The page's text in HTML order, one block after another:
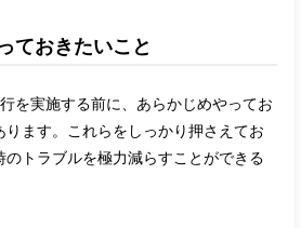
ておきたいこと
を実施する前に、あらかじめやってお
ります。これらをしっかり押さえてお
のトラブルを極力減らすことができる